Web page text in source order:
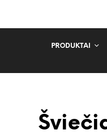
PRODUKTAI